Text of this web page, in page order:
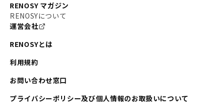
RENOSY マガジン
RENOSYについて
運営会社
RENOSYとは
利用規約
お問い合わせ窓口
プライバシーポリシー及び個人情報のお取扱いについて